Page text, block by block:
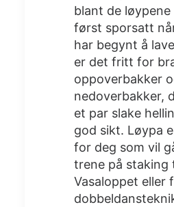
blant de løypene
først sporsatt
har begynt å
er det fritt for
oppoverbakker
nedoverbakker,
et par slake
god sikt. Løypa
for deg som vil
trene på staking
Vasaloppet eller